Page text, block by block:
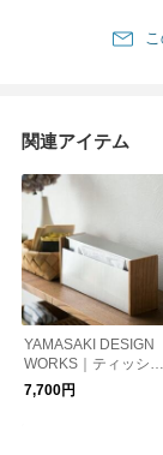
関連アイテム
YAMASAKI DESIGN
WORKS｜ティッシュ
ボックス
7,700円